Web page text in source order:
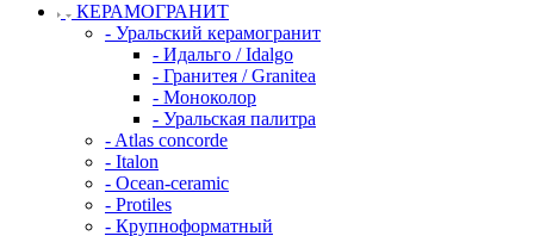
КЕРАМОГРАНИТ
- Уральский керамогранит
- Идальго / Idalgo
- Гранитея / Granitea
- Моноколор
- Уральская палитра
- Atlas concorde
- Italon
- Ocean-ceramic
- Protiles
- Крупноформатный